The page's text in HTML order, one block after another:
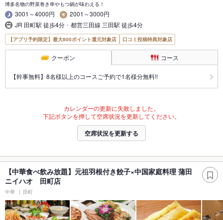
博多名物の野菜巻き串やもつ鍋が味わえる！
3001～4000円
2001～3000円
JR 田町駅 徒歩4分 ･ 都営三田線 三田駅 徒歩4分
【アプリ予約限定】最大800ポイント還元対象店 口コミ投稿特典対象店
クーポン コース
【幹事無料】8名様以上のコースご予約で1名様分無料!!
カレンダーの更新に失敗しました。
下記ボタンを押して空席状況を更新してください。
空席状況を更新する
【中華食べ飲み放題】元祖羽根付き餃子×中国家庭料理 蒲田
ニイハオ 田町店
中華 田町